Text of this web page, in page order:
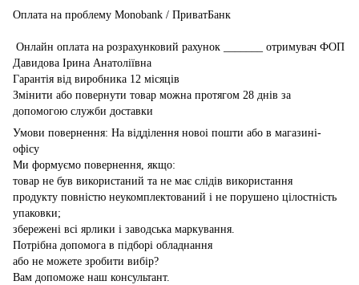
Оплата на проблему Monobank / ПриватБанк
Онлайн оплата на розрахунковий рахунок _______ отримувач ФОП
Давидова Ірина Анатоліївна
Гарантія від виробника 12 місяців
Змінити або повернути товар можна протягом 28 днів за
допомогою служби доставки
Умови повернення: На відділення новоі пошти або в магазині-
офісу
Ми формуємо повернення, якщо:
товар не був використаний та не має слідів використання
продукту повністю неукомплектований і не порушено цілостність
упаковки;
збережені всі ярлики і заводська маркування.
Потрібна допомога в підборі обладнання
або не можете зробити вибір?
Вам допоможе наш консультант.